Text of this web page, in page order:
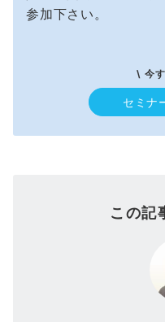
参加下さい。
\ 今
セミナ
この記